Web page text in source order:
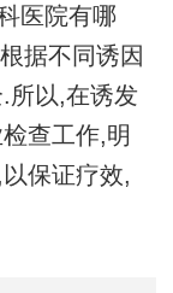
医院有哪
据不同诱因
所以,在诱发
查工作,明
保证疗效,